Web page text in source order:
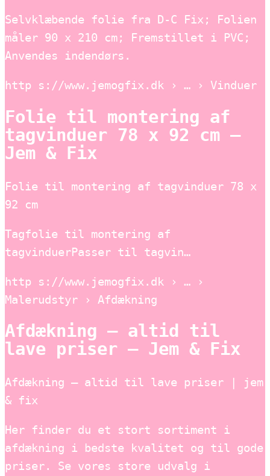
Selvklæbende folie fra D-C Fix; Folien
måler 90 x 210 cm; Fremstillet i PVC;
Anvendes indendørs.
http s://www.jemogfix.dk › … › Vinduer
Folie til montering af
tagvinduer 78 x 92 cm –
Jem & Fix
Folie til montering af tagvinduer 78 x
92 cm
Tagfolie til montering af
tagvinduerPasser til tagvin…
http s://www.jemogfix.dk › … ›
Malerudstyr › Afdækning
Afdækning – altid til
lave priser – Jem & Fix
Afdækning – altid til lave priser | jem
& fix
Her finder du et stort sortiment i
afdækning i bedste kvalitet og til gode
priser. Se vores store udvalg i